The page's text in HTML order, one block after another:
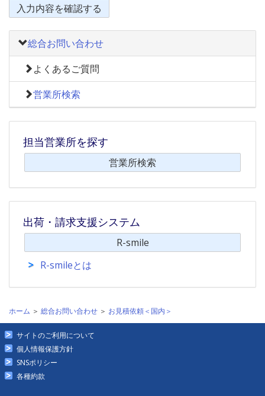
入力内容を確認する
総合お問い合わせ
よくあるご質問
営業所検索
担当営業所を探す
営業所検索
出荷・請求支援システム
R-smile
R-smileとは
ホーム ＞ 総合お問い合わせ ＞ お見積依頼＜国内＞
サイトのご利用について
個人情報保護方針
SNSポリシー
各種約款